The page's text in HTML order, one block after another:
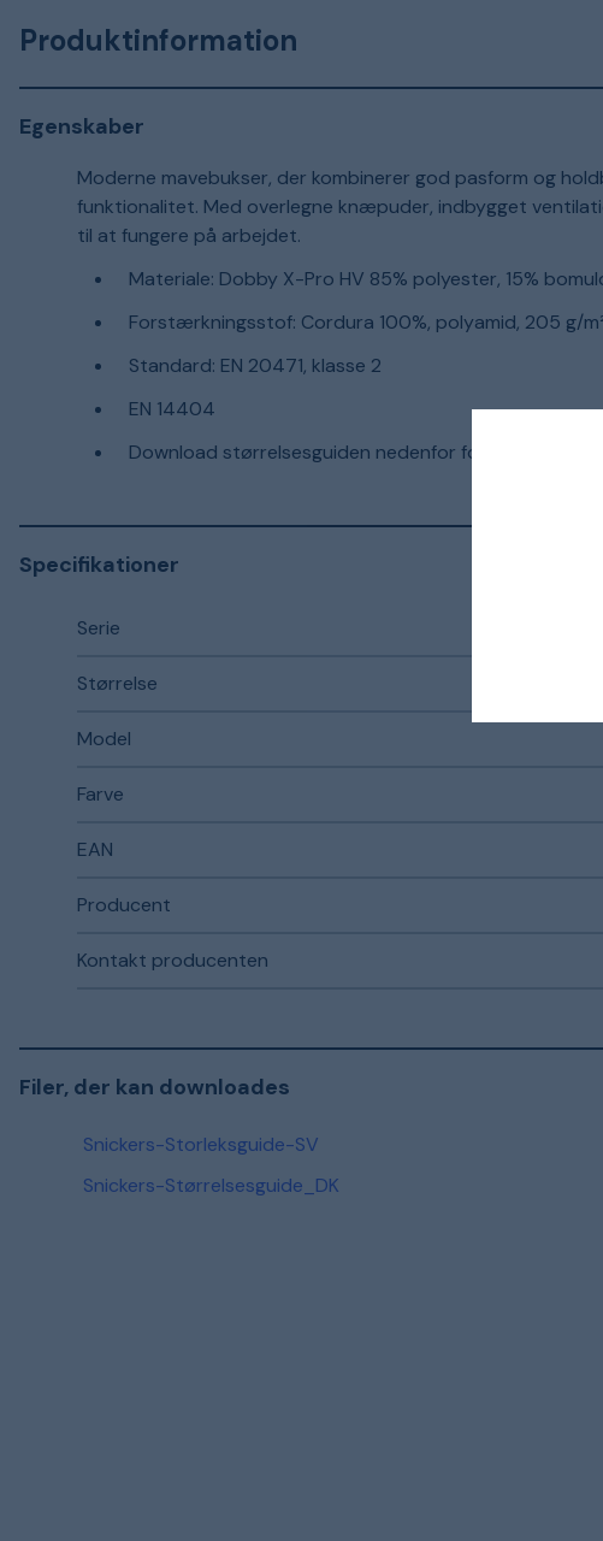
Produktinformation
Egenskaber
Moderne mavebukser, der kombinerer god pasform og
funktionalitet. Med overlegne knæpuder, indbygget
til at fungere på arbejdet.
Materiale: Dobby X-Pro HV 85% polyester, 15%
Forstærkningsstof: Cordura 100%, polyamid, 205 g/
Standard: EN 20471, klasse 2
EN 14404
Download størrelsesguiden nedenfor for detaljeret
Specifikationer
Serie
Størrelse
Model
Farve
EAN
Producent
Kontakt producenten
Filer, der kan downloades
Snickers-Storleksguide-SV
Snickers-Størrelsesguide_DK